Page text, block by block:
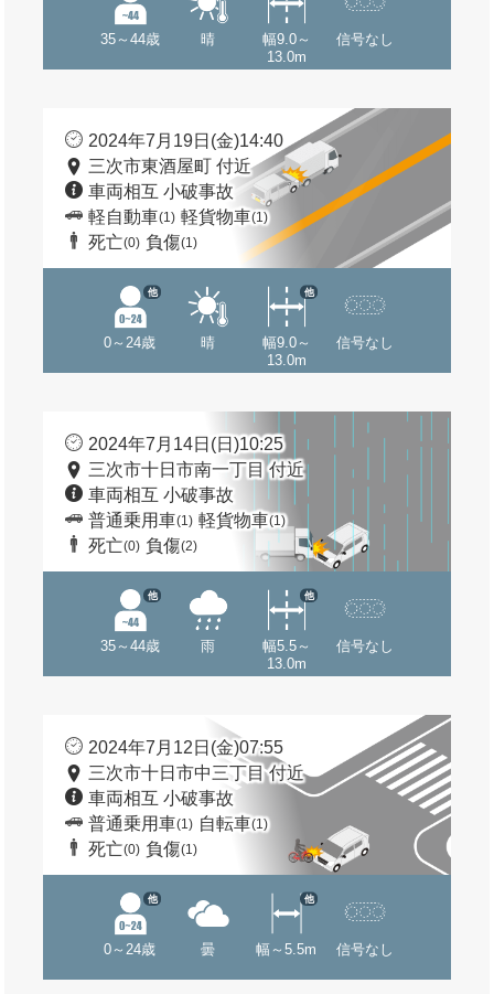
35～44歳 晴
幅9.0～
13.0m
信号なし
2024年7月19日(金)14:40
三次市東酒屋町 付近
車両相互 小破事故
軽自動車(1) 軽貨物車(1)
死亡(0) 負傷(1)
0～24歳
他
晴
幅9.0～
13.0m
他
信号なし
2024年7月14日(日)10:25
三次市十日市南一丁目 付近
車両相互 小破事故
普通乗用車(1) 軽貨物車(1)
死亡(0) 負傷(2)
35～44歳
他
雨
幅5.5～
13.0m
他
信号なし
2024年7月12日(金)07:55
三次市十日市中三丁目 付近
車両相互 小破事故
普通乗用車(1) 自転車(1)
死亡(0) 負傷(1)
0～24歳
他
曇 幅～5.5m
他
信号なし